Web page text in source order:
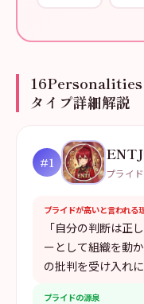
16Personalities
タイプ詳細解説
#1 ENTJ
プライ
プライドが高いと言われる
「自分の判断は正
ーとして組織を動
の批判を受け入れに
プライドの源泉